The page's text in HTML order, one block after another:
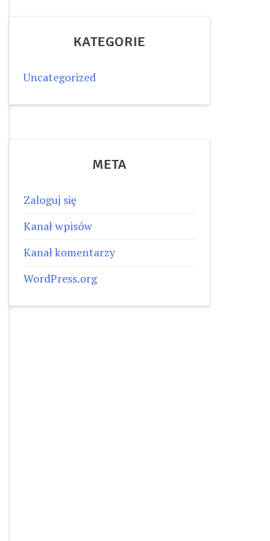
KATEGORIE
Uncategorized
META
Zaloguj się
Kanał wpisów
Kanał komentarzy
WordPress.org